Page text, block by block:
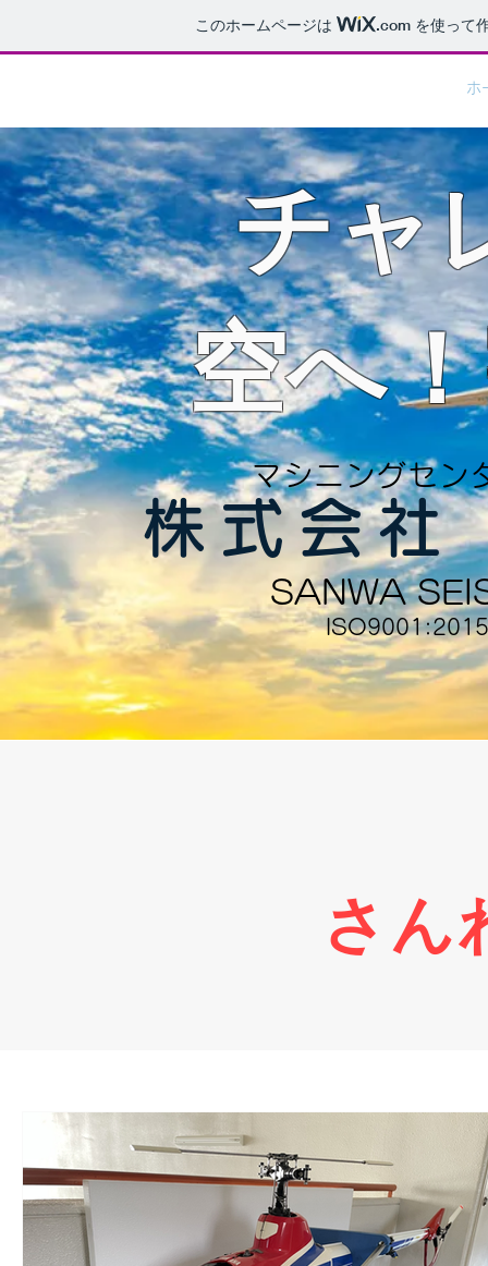
このホームページは .comを使って
ホ
チャ
空へ
マシニングセン
​株式会社
SANWA
ISO9001:2015
さん